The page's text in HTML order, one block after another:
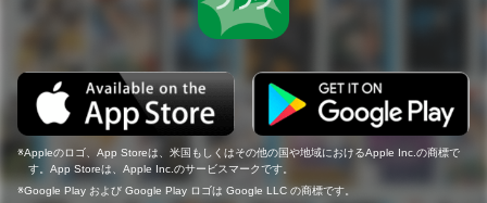
Appleのロゴ、App Storeは、米国もしくはその他の国や地域におけるApple Inc.の商標で
す。App Storeは、Apple Inc.のサービスマークです。
Google Play および Google Play ロゴは Google LLC の商標です。